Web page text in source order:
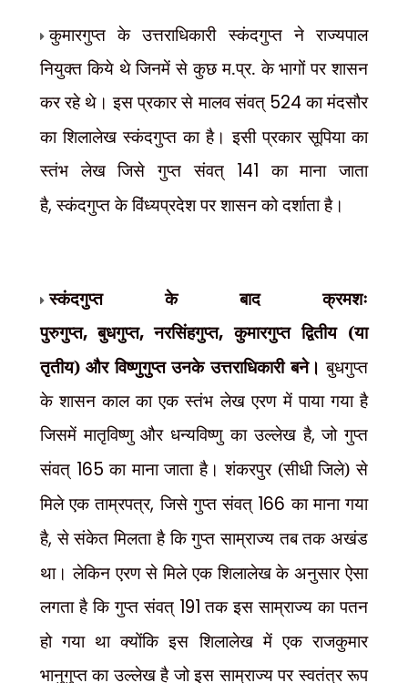
कुमारगुप्त के उत्तराधिकारी स्कंदगुप्त ने राज्यपाल
नियुक्त किये थे जिनमें से कुछ म.प्र. के भागों पर शासन
कर रहे थे। इस प्रकार से मालव संवत् 524 का मंदसौर
का शिलालेख स्कंदगुप्त का है। इसी प्रकार सूपिया का
स्तंभ लेख जिसे गुप्त संवत् 141 का माना जाता
है,स्कंदगुप्त के विंध्यप्रदेश पर शासन को दर्शाता है।
स्कंदगुप्त के बाद क्रमशः
पुरुगुप्त,बुधगुप्त,नरसिंहगुप्त,कुमारगुप्त द्वितीय (या
तृतीय) और विष्णुगुप्त उनके उत्तराधिकारी बने।बुधगुप्त
के शासन काल का एक स्तंभ लेख एरण में पाया गया है
जिसमें मातृविष्णु और धन्यविष्णु का उल्लेख है,जो गुप्त
संवत् 165 का माना जाता है। शंकरपुर (सीधी जिले) से
मिले एक ताम्रपत्र,जिसे गुप्त संवत् 166 का माना गया
है,से संकेत मिलता है कि गुप्त साम्राज्य तब तक अखंड
था। लेकिन एरण से मिले एक शिलालेख के अनुसार ऐसा
लगता है कि गुप्त संवत् 191 तक इस साम्राज्य का पतन
हो गया था क्योंकि इस शिलालेख में एक राजकुमार
भानुगुप्त का उल्लेख है जो इस साम्राज्य पर स्वतंत्र रूप